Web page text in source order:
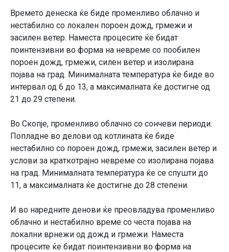
Времето денеска ќе биде променливо облачно и
нестабилно со локален пороен дожд, грмежи и
засилен ветер. Наместа процесите ќе бидат
поинтензивни во форма на невреме со пообилен
пороен дожд, грмежи, силен ветер и изолирана
појава на град. Минималната температура ќе биде во
интервал од 6 до 13, а максималната ќе достигне од
21 до 29 степени.
Во Скопје, променливо облачно со сончеви периоди.
Попладне во делови од котлината ќе биде
нестабилно со пороен дожд, грмежи, засилен ветер и
услови за краткотрајно невреме со изолирана појава
на град. Минималната температура ќе се спушти до
11, а максималната ќе достигне до 28 степени.
И во наредните денови ќе преовладува променливо
облачно и нестабилно време со честа појава на
локални врнежи од дожд и грмежи. Наместа
процесите ќе бидат поинтензивни во форма на